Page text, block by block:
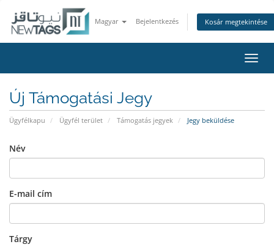
Magyar Bejelentkezés Kosár megtekintése
a
Új Támogatási Jegy
Ügyfélkapu Ügyfél terület Támogatás jegyek Jegy beküldése
Név
E-mail cím
Tárgy